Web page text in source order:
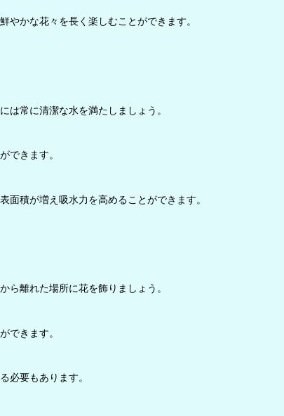
やかな花々を長く楽しむことができます。
は常に清潔な水を満たしましょう。
できます。
面積が増え吸水力を高めることができます。
ら離れた場所に花を飾りましょう。
できます。
必要もあります。